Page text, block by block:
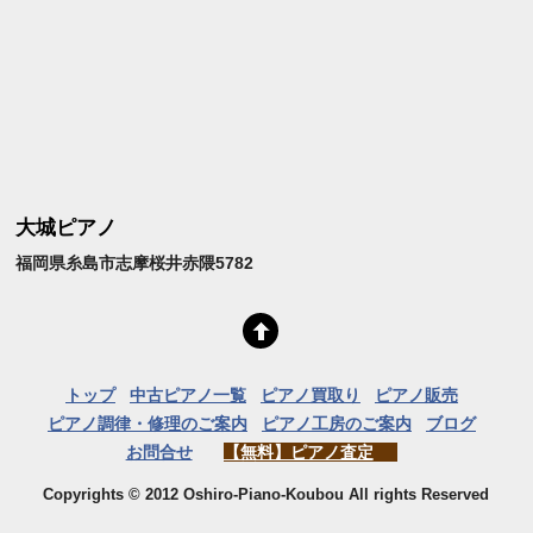
大城ピアノ
福岡県糸島市志摩桜井赤隈5782
トップ 中古ピアノ一覧 ピアノ買取り
ピアノ販売
ピアノ調律・修理のご案内
ピアノ工房のご案内
ブログ
お問合せ
【無料】ピアノ査定
Copyrights © 2012 Oshiro-Piano-Koubou All rights Reserved